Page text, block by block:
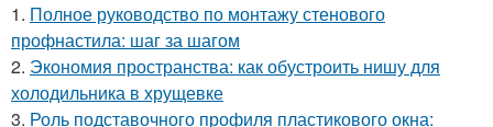
1. Полное руководство по монтажу стенового
профнастила: шаг за шагом
2. Экономия пространства: как обустроить нишу для
холодильника в хрущевке
3. Роль подставочного профиля пластикового окна: